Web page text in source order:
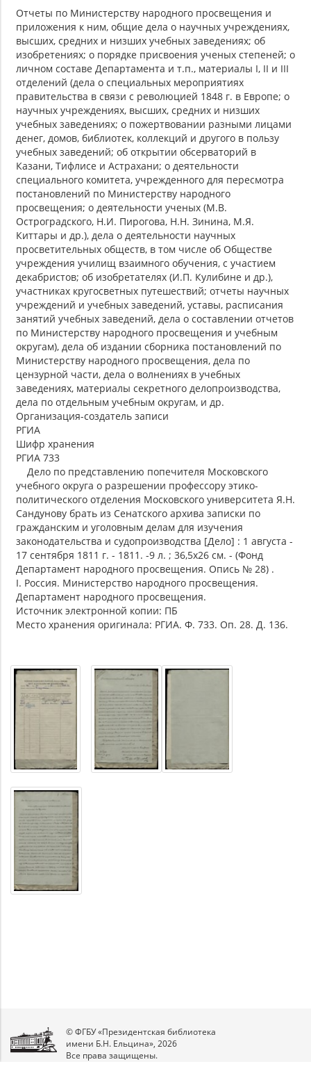
Отчеты по Министерству народного просвещения и
приложения к ним, общие дела о научных учреждениях,
высших, средних и низших учебных заведениях; об
изобретениях; о порядке присвоения ученых степеней; о
личном составе Департамента и т.п., материалы I, II и III
отделений (дела о специальных мероприятиях
правительства в связи с революцией 1848 г. в Европе; о
научных учреждениях, высших, средних и низших
учебных заведениях; о пожертвовании разными лицами
денег, домов, библиотек, коллекций и другого в пользу
учебных заведений; об открытии обсерваторий в
Казани, Тифлисе и Астрахани; о деятельности
специального комитета, учрежденного для пересмотра
постановлений по Министерству народного
просвещения; о деятельности ученых (М.В.
Остроградского, Н.И. Пирогова, Н.Н. Зинина, М.Я.
Киттары и др.), дела о деятельности научных
просветительных обществ, в том числе об Обществе
учреждения училищ взаимного обучения, с участием
декабристов; об изобретателях (И.П. Кулибине и др.),
участниках кругосветных путешествий; отчеты научных
учреждений и учебных заведений, уставы, расписания
занятий учебных заведений, дела о составлении отчетов
по Министерству народного просвещения и учебным
округам), дела об издании сборника постановлений по
Министерству народного просвещения, дела по
цензурной части, дела о волнениях в учебных
заведениях, материалы секретного делопроизводства,
дела по отдельным учебным округам, и др.
Организация-создатель записи
РГИА
Шифр хранения
РГИА 733
Дело по представлению попечителя Московского
учебного округа о разрешении профессору этико-
политического отделения Московского университета Я.Н.
Сандунову брать из Сенатского архива записки по
гражданским и уголовным делам для изучения
законодательства и судопроизводства [Дело] : 1 августа -
17 сентября 1811 г. - 1811. -9 л. ; 36,5х26 см. - (Фонд
Департамент народного просвещения. Опись № 28) .
I. Россия. Министерство народного просвещения.
Департамент народного просвещения.
Источник электронной копии: ПБ
Место хранения оригинала: РГИА. Ф. 733. Оп. 28. Д. 136.
© ФГБУ «Президентская библиотека
имени Б.Н. Ельцина», 2026
Все права защищены.